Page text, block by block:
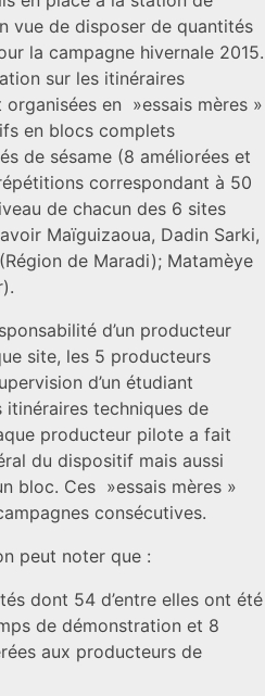
vue de disposer de quantités
la campagne hivernale 2015.
sur les itinéraires
en »essais mères »
en blocs complets
de sésame (8 améliorées et
correspondant à 50
de chacun des 6 sites
Maïguizaoua, Dadin Sarki,
de Maradi); Matamèye
d’un producteur
site, les 5 producteurs
d’un étudiant
techniques de
producteur pilote a fait
du dispositif mais aussi
bloc. Ces »essais mères »
consécutives.
peut noter que :
dont 54 d’entre elles ont été
de démonstration et 8
aux producteurs de